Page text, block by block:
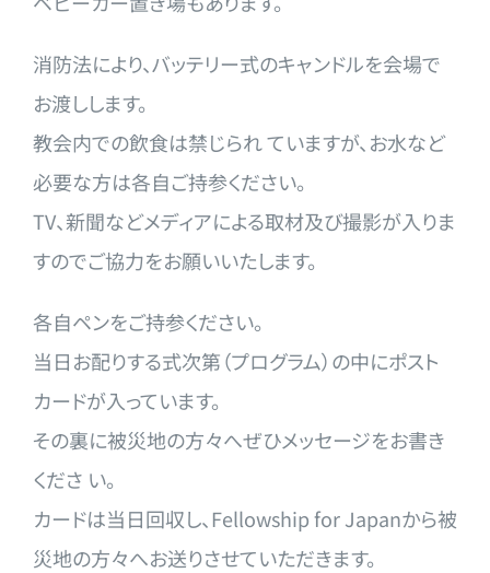
消防法により、バッテリー式のキャンドルを会場で
お渡しします。
教会内での飲食は禁じられ ていますが、お水など
必要な方は各自ご持参ください。
TV、新聞などメディアによる取材及び撮影が入りま
すのでご協力をお願いいたします。
各自ペンをご持参ください。
当日お配りする式次第（プログラム）の中にポスト
カードが入っています。
その裏に被災地の方々へぜひメッセージをお書き
くださ い。
カードは当日回収し、Fellowship for Japanから被
災地の方々へお送りさせていただきます。